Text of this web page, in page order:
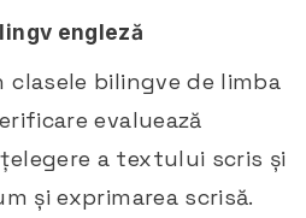
engleză
clasele bilingve de limba
evaluează
a textului scris și
și exprimarea scrisă.